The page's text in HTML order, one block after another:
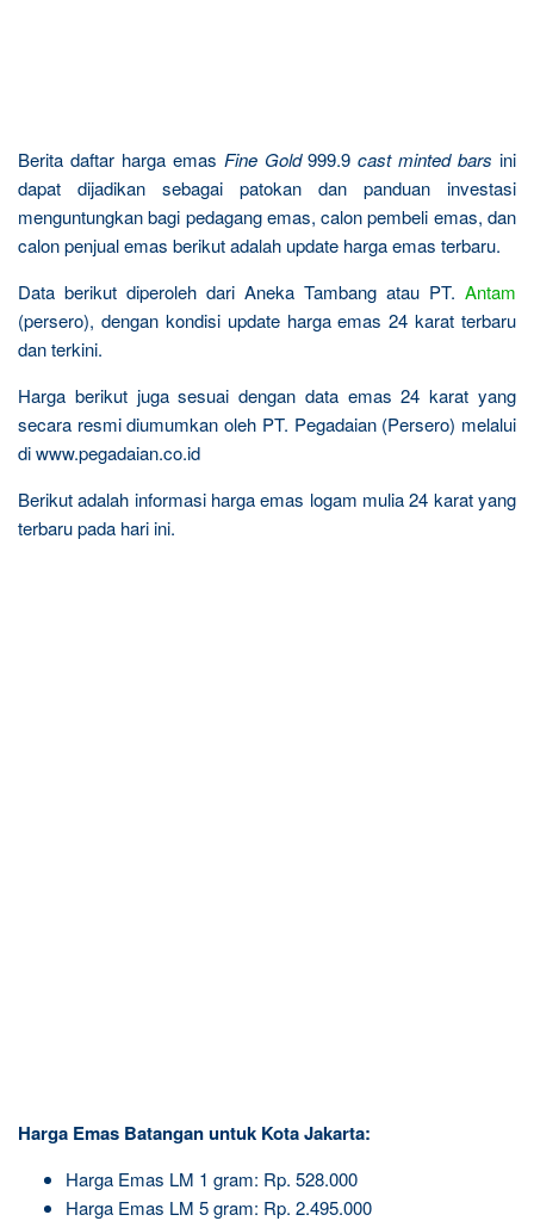
Berita daftar harga emas Fine Gold999.9cast minted barsini
dapat dijadikan sebagai patokan dan panduan investasi
menguntungkan bagi pedagang emas, calon pembeli emas, dan
calon penjual emas berikut adalah update harga emas terbaru.
Data berikut diperoleh dari Aneka Tambang atau PT. Antam
(persero), dengan kondisi update harga emas 24 karat terbaru
dan terkini.
Harga berikut juga sesuai dengan data emas 24 karat yang
secara resmi diumumkan oleh PT. Pegadaian (Persero) melalui
di www.pegadaian.co.id
Berikut adalah informasi harga emas logam mulia 24 karat yang
terbaru pada hari ini.
Harga Emas Batangan untuk Kota Jakarta:
Harga Emas LM 1 gram: Rp. 528.000
Harga Emas LM 5 gram: Rp. 2.495.000